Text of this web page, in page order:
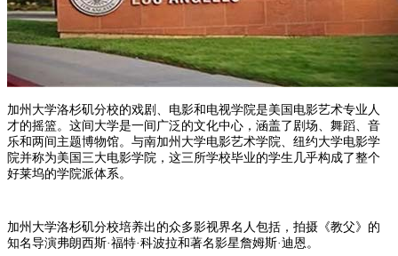
加州大学洛杉矶分校的戏剧、电影和电视学院是美国电影艺术专业人
才的摇篮。这间大学是一间广泛的文化中心，涵盖了剧场、舞蹈、音
乐和两间主题博物馆。与南加州大学电影艺术学院、纽约大学电影学
院并称为美国三大电影学院，这三所学校毕业的学生几乎构成了整个
好莱坞的学院派体系。
加州大学洛杉矶分校培养出的众多影视界名人包括，拍摄《教父》的
知名导演弗朗西斯·福特·科波拉和著名影星詹姆斯·迪恩。